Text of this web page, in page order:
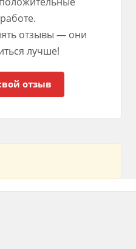
отзывы — они
лучше!
отзыв